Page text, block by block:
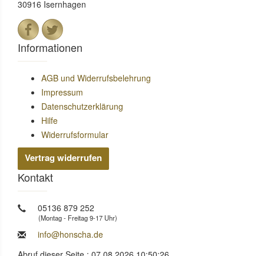
30916 Isernhagen
Informationen
AGB und Widerrufsbelehrung
Impressum
Datenschutzerklärung
Hilfe
Widerrufsformular
Vertrag widerrufen
Kontakt
05136 879 252
(Montag - Freitag 9-17 Uhr)
info@honscha.de